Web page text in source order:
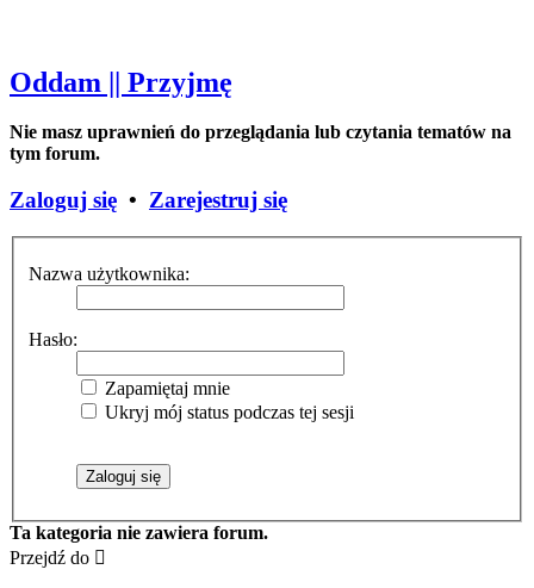
Oddam || Przyjmę
Nie masz uprawnień do przeglądania lub czytania tematów na
tym forum.
Zaloguj się • Zarejestruj się
Nazwa użytkownika:
Hasło:
Zapamiętaj mnie
Ukryj mój status podczas tej sesji
Ta kategoria nie zawiera forum.
Przejdź do